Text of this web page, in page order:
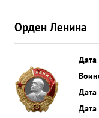
Орден Ленина
Дата
Дата